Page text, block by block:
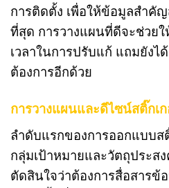
การติดตั้ง เพื่อให้ข้อมูลสำคั
ที่สุด การวางแผนที่ดีจะช่วย
เวลาในการปรับแก้ แถมยังไ
ต้องการอีกด้วย
การวางแผนและดีไซน์สติ๊กเ
ลำดับแรกของการออกแบบส
กลุ่มเป้าหมายและวัตถุประส
ตัดสินใจว่าต้องการสื่อสารข้